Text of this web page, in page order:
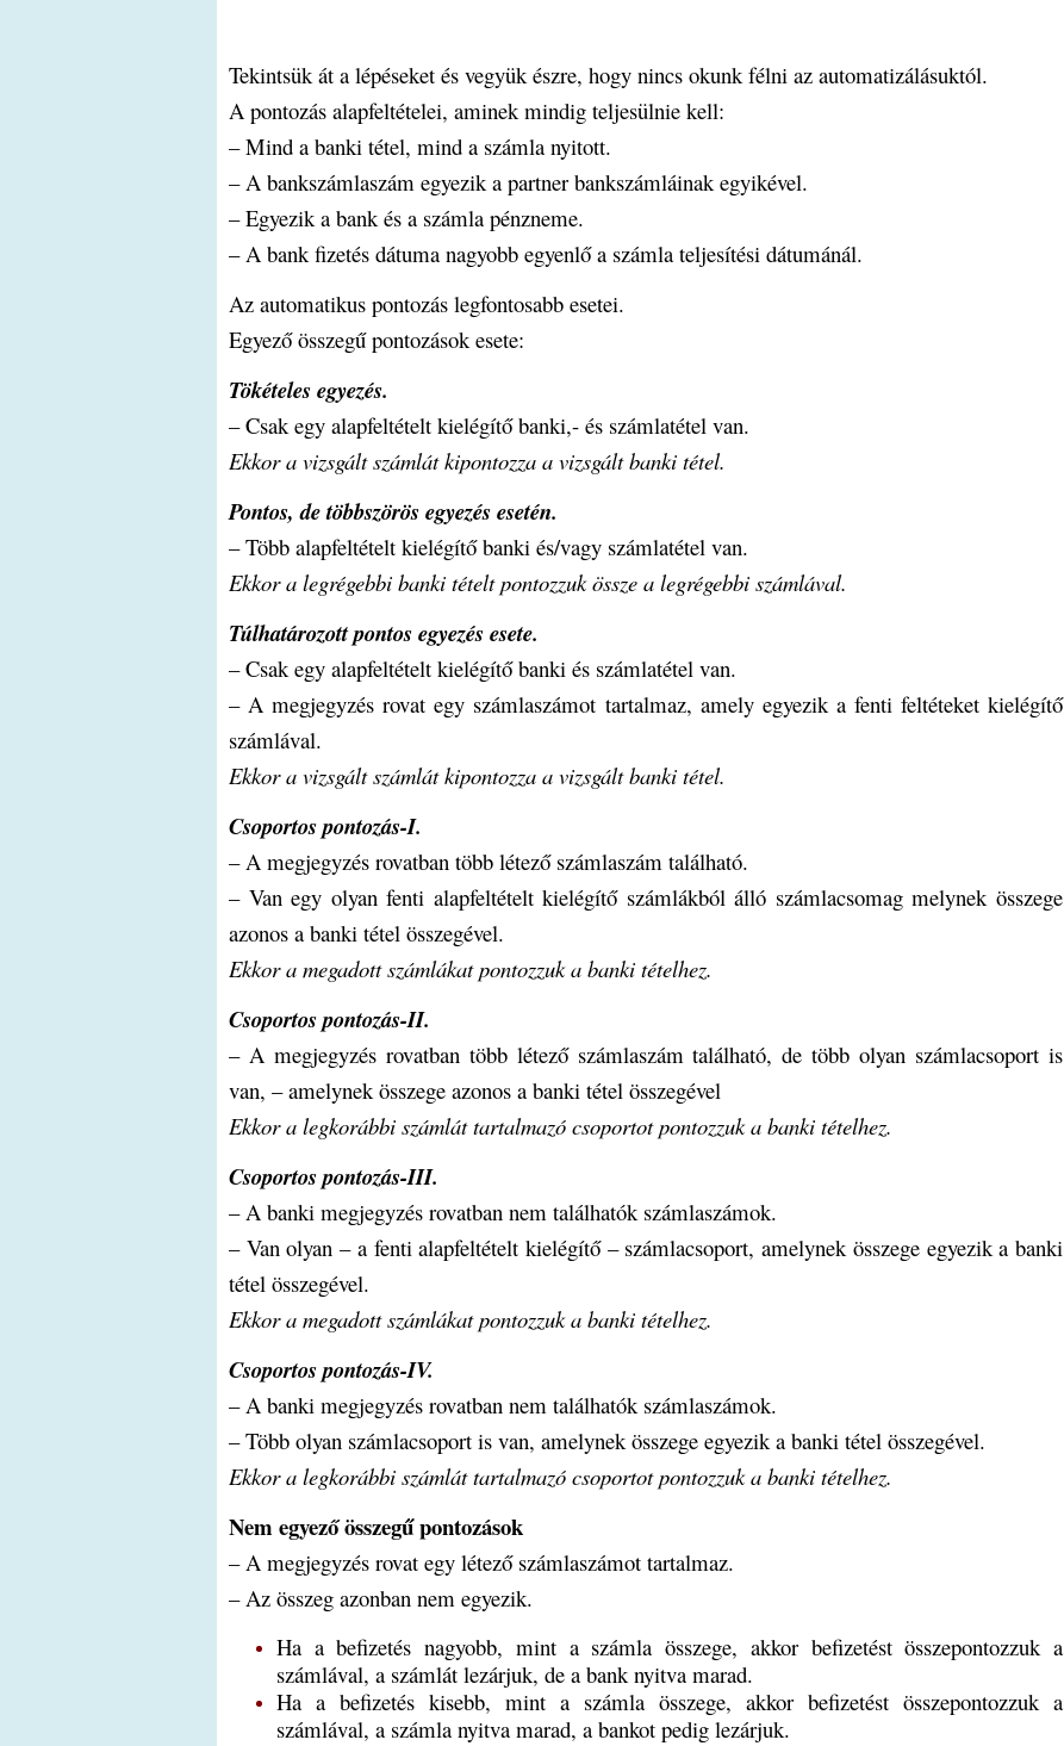
Tekintsük át a lépéseket és vegyük észre, hogy nincs okunk félni az automatizálásuktól.
A pontozás alapfeltételei, aminek mindig teljesülnie kell:
– Mind a banki tétel, mind a számla nyitott.
– A bankszámlaszám egyezik a partner bankszámláinak egyikével.
– Egyezik a bank és a számla pénzneme.
– A bank fizetés dátuma nagyobb egyenlő a számla teljesítési dátumánál.
Az automatikus pontozás legfontosabb esetei.
Egyező összegű pontozások esete:
Tökételes egyezés.
– Csak egy alapfeltételt kielégítő banki,- és számlatétel van.
Ekkor a vizsgált számlát kipontozza a vizsgált banki tétel.
Pontos, de többszörös egyezés esetén.
– Több alapfeltételt kielégítő banki és/vagy számlatétel van.
Ekkor a legrégebbi banki tételt pontozzuk össze a legrégebbi számlával.
Túlhatározott pontos egyezés esete.
– Csak egy alapfeltételt kielégítő banki és számlatétel van.
– A megjegyzés rovat egy számlaszámot tartalmaz, amely egyezik a fenti feltéteket kielégítő
számlával.
Ekkor a vizsgált számlát kipontozza a vizsgált banki tétel.
Csoportos pontozás-I.
– A megjegyzés rovatban több létező számlaszám található.
– Van egy olyan fenti alapfeltételt kielégítő számlákból álló számlacsomag melynek összege
azonos a banki tétel összegével.
Ekkor a megadott számlákat pontozzuk a banki tételhez.
Csoportos pontozás-II.
– A megjegyzés rovatban több létező számlaszám található, de több olyan számlacsoport is
van, – amelynek összege azonos a banki tétel összegével
Ekkor a legkorábbi számlát tartalmazó csoportot pontozzuk a banki tételhez.
Csoportos pontozás-III.
– A banki megjegyzés rovatban nem találhatók számlaszámok.
– Van olyan – a fenti alapfeltételt kielégítő – számlacsoport, amelynek összege egyezik a banki
tétel összegével.
Ekkor a megadott számlákat pontozzuk a banki tételhez.
Csoportos pontozás-IV.
– A banki megjegyzés rovatban nem találhatók számlaszámok.
– Több olyan számlacsoport is van, amelynek összege egyezik a banki tétel összegével.
Ekkor a legkorábbi számlát tartalmazó csoportot pontozzuk a banki tételhez.
Nem egyező összegű pontozások
– A megjegyzés rovat egy létező számlaszámot tartalmaz.
– Az összeg azonban nem egyezik.
Ha a befizetés nagyobb, mint a számla összege, akkor befizetést összepontozzuk a
számlával, a számlát lezárjuk, de a bank nyitva marad.
Ha a befizetés kisebb, mint a számla összege, akkor befizetést összepontozzuk a
számlával, a számla nyitva marad, a bankot pedig lezárjuk.